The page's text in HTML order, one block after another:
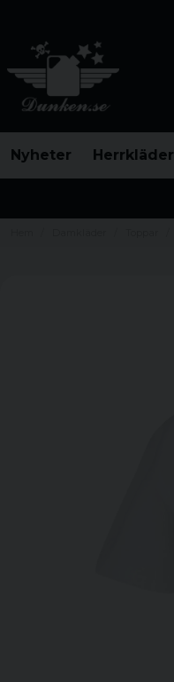
Nyheter Herrkläder